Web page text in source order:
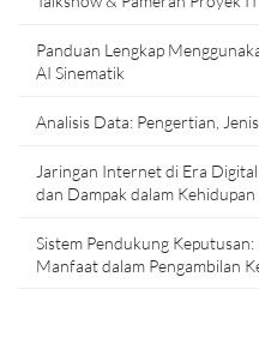
Panduan Lengkap
AI Sinematik
Analisis Data: Pengertian,
Jaringan Internet di Era
dan Dampak dalam
Sistem Pendukung
Manfaat dalam Pengambilan